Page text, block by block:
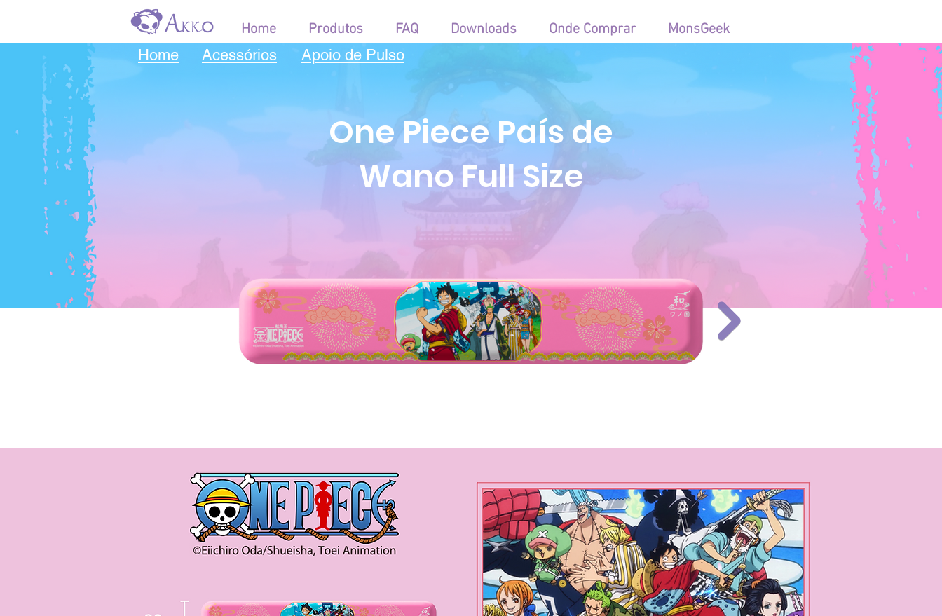
Home Produtos FAQ Downloads Onde Comprar MonsGeek
One Piece País de
Wano Full Size
Home Acessórios Apoio de Pulso